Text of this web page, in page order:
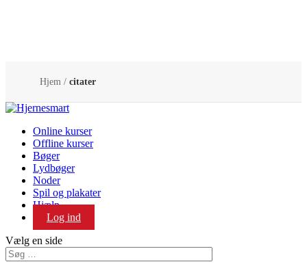
Hjem / citater
Online kurser
Offline kurser
Bøger
Lydbøger
Noder
Spil og plakater
Hjælp
Log ind
Vælg en side